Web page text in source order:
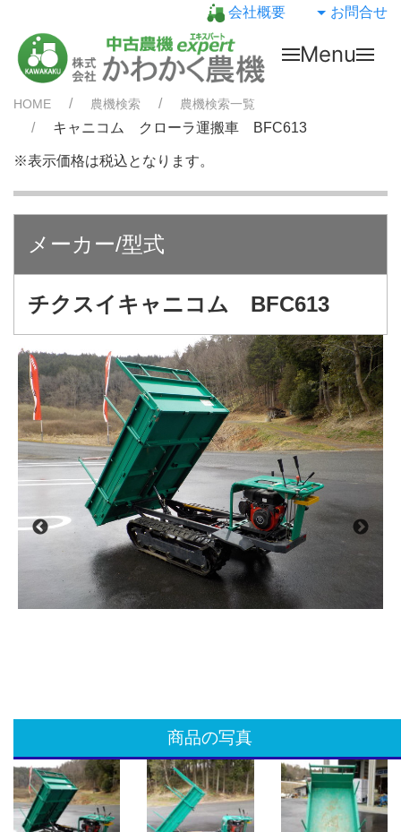
会社概要 お問合せ
Menu
HOME 農機検索 農機検索一覧
キャニコム クローラ運搬車 BFC613
※表示価格は税込となります。
メーカー/型式
チクスイキャニコム BFC613
商品の写真